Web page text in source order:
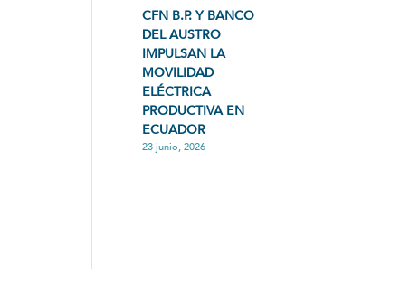
CFN B.P. Y BANCO
DEL AUSTRO
IMPULSAN LA
MOVILIDAD
ELÉCTRICA
PRODUCTIVA EN
ECUADOR
23 junio, 2026